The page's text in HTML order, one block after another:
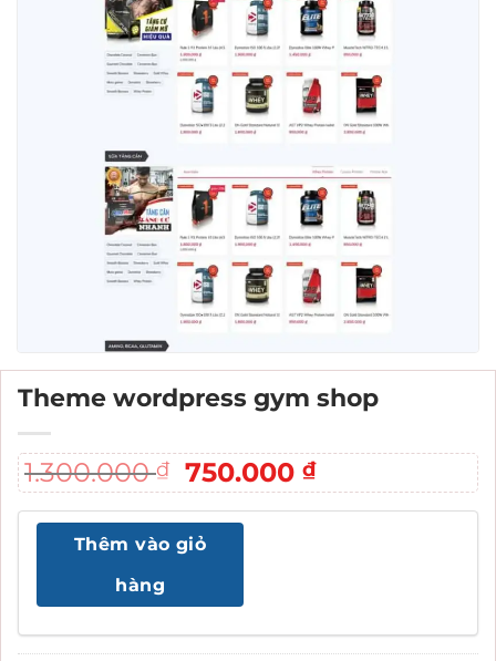
Theme wordpress gym shop
1.300.000₫
Giá
gốc
là:
1.300.000 ₫.
750.000₫Giá
hiện
Thêm vào giỏ
hàng